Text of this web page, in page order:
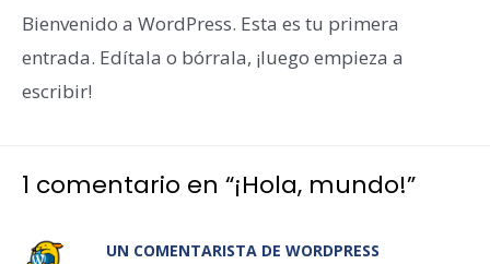
Bienvenido a WordPress. Esta es tu primera
entrada. Edítala o bórrala, ¡luego empieza a
escribir!
1 comentario en “¡Hola, mundo!”
UN COMENTARISTA DE WORDPRESS